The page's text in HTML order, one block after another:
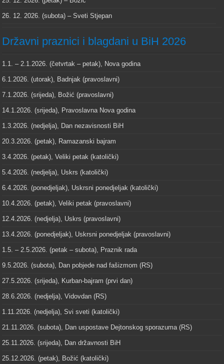
26. 12. 2026. (subota) – Sveti Stjepan
Državni praznici i blagdani u BiH 2026
1.1. – 2.1.2026. (četvrtak – petak), Nova godina
6.1.2026. (utorak), Badnjak (pravoslavni)
7.1.2026. (srijeda), Božić (pravoslavni)
14.1.2026. (srijeda), Pravoslavna Nova godina
1.3.2026. (nedjelja), Dan nezavisnosti BiH
20.3.2026. (petak), Ramazanski bajram
3.4.2026. (petak), Veliki petak (katolički)
5.4.2026. (nedjelja), Uskrs (katolički)
6.4.2026. (ponedjeljak), Uskrsni ponedjeljak (katolički)
10.4.2026. (petak), Veliki petak (pravoslavni)
12.4.2026. (nedjelja), Uskrs (pravoslavni)
13.4.2026. (ponedjeljak), Uskrsni ponedjeljak (pravoslavni)
1.5. – 2.5.2026. (petak – subota), Praznik rada
9.5.2026. (subota), Dan pobjede nad fašizmom (RS)
27.5.2026. (srijeda), Kurban-bajram (prvi dan)
28.6.2026. (nedjelja), Vidovdan (RS)
1.11.2026. (nedjelja), Svi sveti (katolički)
21.11.2026. (subota), Dan uspostave Dejtonskog sporazuma (RS)
25.11.2026. (srijeda), Dan državnosti BiH
25.12.2026. (petak), Božić (katolički)